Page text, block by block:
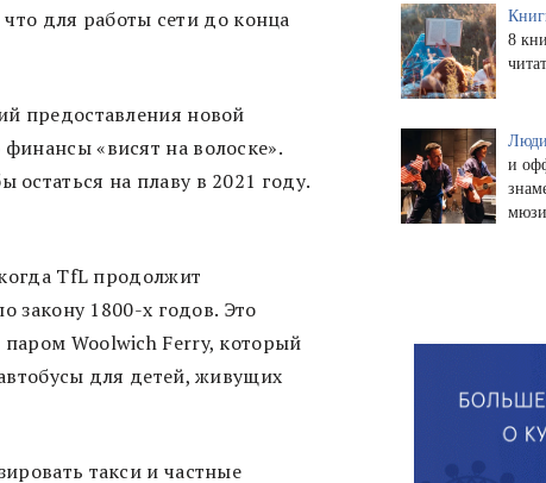
для работы сети до конца
предоставления новой
«висят на волоске».
на плаву в 2021 году.
TfL продолжит
закону 1800-х годов. Это
Woolwich Ferry, который
для детей, живущих
такси и частные
8
и